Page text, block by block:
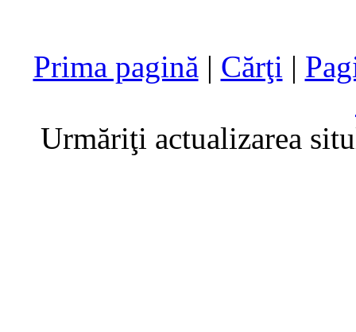
Prima pagină | Cărţi |
Urmăriţi actualizarea